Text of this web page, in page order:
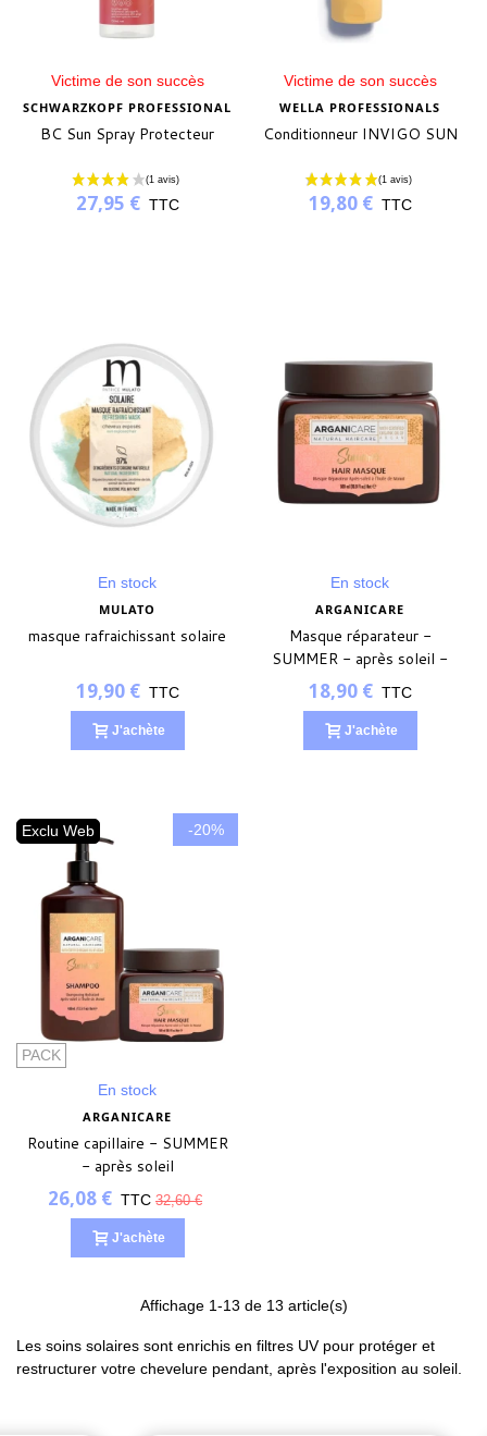
Victime de son succès
SCHWARZKOPF PROFESSIONAL
BC Sun Spray Protecteur
27,95 € TTC
Victime de son succès
WELLA PROFESSIONALS
Conditionneur INVIGO SUN
19,80 € TTC
En stock
MULATO
masque rafraichissant solaire
19,90 € TTC
J'achète
En stock
ARGANICARE
Masque réparateur -
SUMMER - après soleil -
500ml
18,90 € TTC
J'achète
Exclu Web
PACK
-20%
En stock
ARGANICARE
Routine capillaire - SUMMER
- après soleil
26,08 € TTC 32,60 €
J'achète
Affichage 1-13 de 13 article(s)
Les soins solaires sont enrichis en filtres UV pour protéger et
restructurer votre chevelure pendant, après l'exposition au soleil.